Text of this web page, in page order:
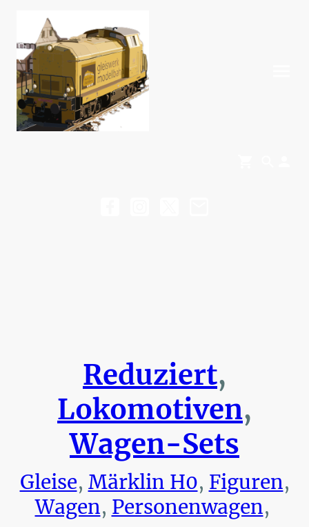
Reduziert,
Lokomotiven,
Wagen-Sets
Gleise, Märklin H0, Figuren,
Wagen, Personenwagen,